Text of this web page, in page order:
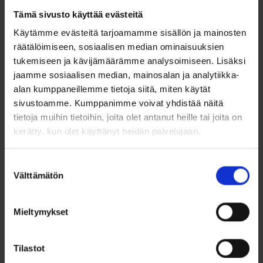
Tämä sivusto käyttää evästeitä
Käytämme evästeitä tarjoamamme sisällön ja mainosten
räätälöimiseen, sosiaalisen median ominaisuuksien
tukemiseen ja kävijämäärämme analysoimiseen. Lisäksi
jaamme sosiaalisen median, mainosalan ja analytiikka-
alan kumppaneillemme tietoja siitä, miten käytät
sivustoamme. Kumppanimme voivat yhdistää näitä
tietoja muihin tietoihin, joita olet antanut heille tai joita on
kerätty, kun olet käyttänyt heidän palvelujaan.
valinta
Välttämätön
Mieltymykset
Tilastot
Tuotetiedot
Hopeinen Kihlasormus Schalins 240-2,5 mm
Klassisen kaunis hopeasta valmistettu kihlasormus.
Sormuksessa on pyöristetty sisäpinta, joten se tuntuu
miellyttävältä sormessa.
Korkeus: 1,9 mm
Sormuksen saatavuus
Lisää toivelistalle